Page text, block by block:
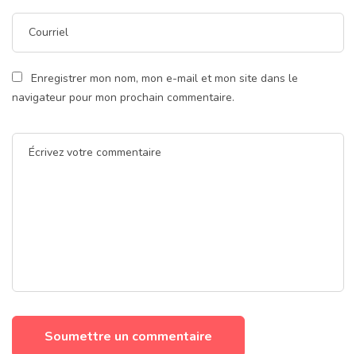
Enregistrer mon nom, mon e-mail et mon site dans le
navigateur pour mon prochain commentaire.